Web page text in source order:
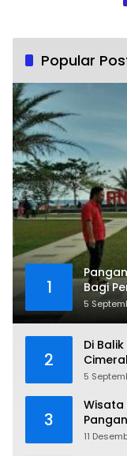
Popular
1
Bagi
5
2
Di
5
3
Wisata
11